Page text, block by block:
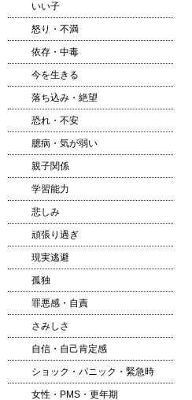
いい子
怒り・不満
依存・中毒
今を生きる
落ち込み・絶望
恐れ・不安
臆病・気が弱い
親子関係
学習能力
悲しみ
頑張り過ぎ
現実逃避
孤独
罪悪感・自責
さみしさ
自信・自己肯定感
ショック・パニック・緊急時
女性・PMS・更年期